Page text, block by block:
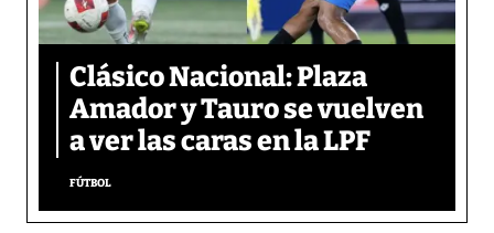
Clásico Nacional: Plaza
Amador y Tauro se vuelven
a ver las caras en la LPF
FÚTBOL